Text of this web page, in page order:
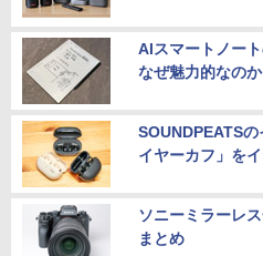
AIスマートノー
なぜ魅力的なのか
SOUNDPEATS
イヤーカフ」を
ソニーミラーレ
まとめ